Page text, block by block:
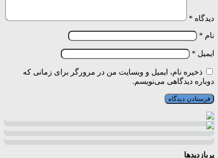
دیدگاه *
نام *
ایمیل *
ذخیره نام، ایمیل و وبسایت من در مرورگر برای زمانی که
دوباره دیدگاهی می‌نویسم.
پربازدیدها